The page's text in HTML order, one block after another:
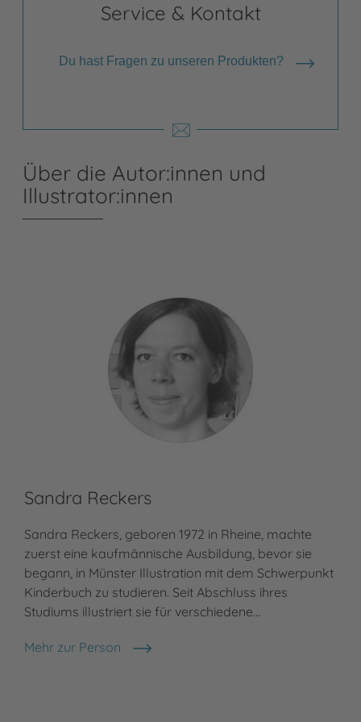
Service & Kontakt
Du hast Fragen zu unseren Produkten?
Über die Autor:innen und
Illustrator:innen
Sandra Reckers
Sandra Reckers, geboren 1972 in Rheine, machte
zuerst eine kaufmännische Ausbildung, bevor sie
begann, in Münster Illustration mit dem Schwerpunkt
Kinderbuch zu studieren. Seit Abschluss ihres
Studiums illustriert sie für verschiedene…
Mehr zur Person
Sandra Reckers